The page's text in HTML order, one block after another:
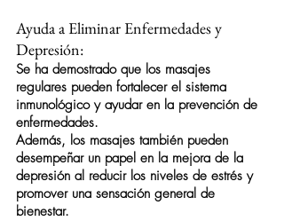
Ayuda a Eliminar Enfermedades y
Depresión:
Se ha demostrado que los masajes
regulares pueden fortalecer el sistema
inmunológico y ayudar en la prevención de
enfermedades.
Además, los masajes también pueden
desempeñar un papel en la mejora de la
depresión al reducir los niveles de estrés y
promover una sensación general de
bienestar.